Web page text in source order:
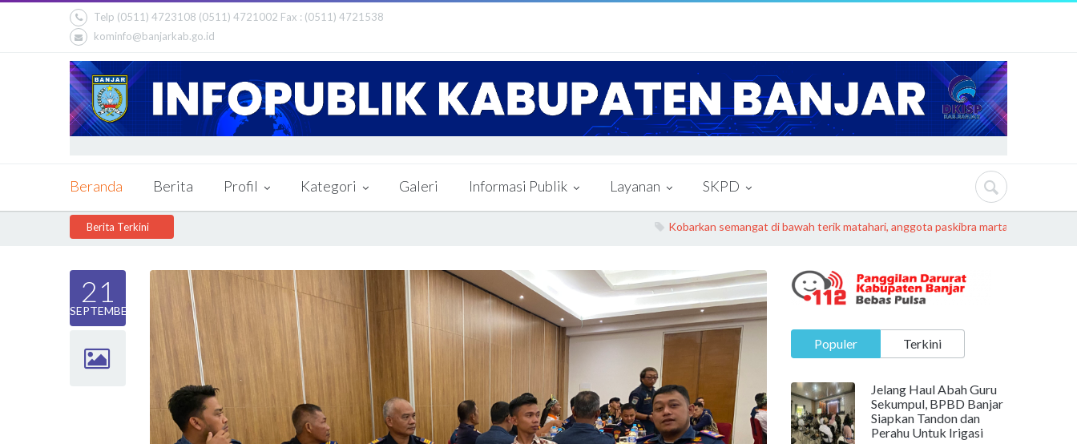
Telp (0511) 4723108 (0511) 4721002 Fax : (0511) 4721538
kominfo@banjarkab.go.id
Beranda Berita Profil Kategori Galeri Informasi Publik Layanan SKPD
Berita Terkini Kobarkan semangat di bawah terik matahari, anggota paskibra martapura barat
21
SEPTEMBER
Populer Terkini
Jelang Haul Abah Guru
Sekumpul, BPBD Banjar
Siapkan Tandon dan
Perahu Untuk Irigasi